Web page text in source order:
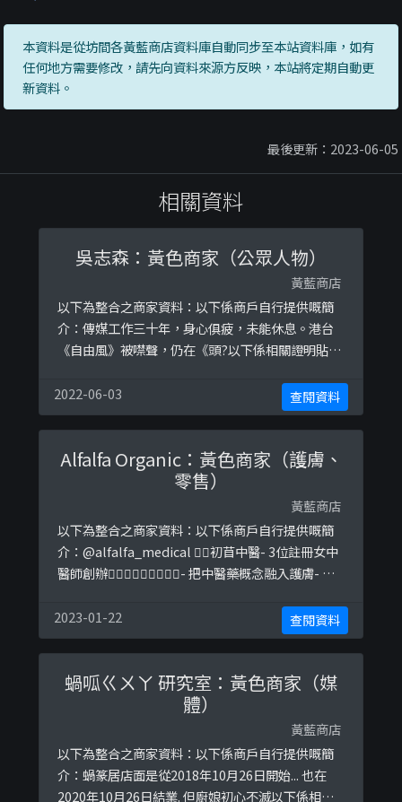
本資料是從坊間各黃藍商店資料庫自動同步至本站資料庫，如有
任何地方需要修改，請先向資料來源方反映，本站將定期自動更
新資料。
最後更新：2023-06-05
相關資料
吳志森：黃色商家（公眾人物）
黃藍商店
以下為整合之商家資料：以下係商戶自行提供嘅簡
介：傳媒工作三十年，身心俱疲，未能休息。港台
《自由風》被噤聲，仍在《頭?以下係相關證明貼
https://www.facebook.com/samngx123/posts
/2722496557824259https://web.archive.org/w
eb/20211229120601/https://www.thestandne
ws.com/med ...
2022-06-03 查閱資料
Alfalfa Organic：黃色商家（護膚、
零售）
黃藍商店
以下為整合之商家資料：以下係商戶自行提供嘅簡
介：@alfalfa_medical 👈🏻初苜中醫- 3位註冊女中
醫師創辦👩🏻‍⚕️👩🏼‍⚕️👩🏽‍⚕️- 把中醫藥概念融入護膚- 純
印 #濕疹📍尖沙咀海防道34號寶豐大廈3樓3A室.#中
醫師主理護膚品⤵️以下係相關證明貼文：
https://www.facebook.com/alfalfa ...
2023-01-22 查閱資料
蝸呱ㄍㄨㄚ 研究室：黃色商家（媒
體）
黃藍商店
以下為整合之商家資料：以下係商戶自行提供嘅簡
介：蝸篆居店面是從2018年10月26日開始... 也在
2020年10月26日結業. 但廚娘初心不滅以下係相關